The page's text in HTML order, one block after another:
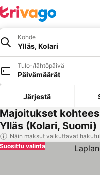
Kohde
Ylläs, Kolari
Tulo-/lähtöpäivä
Päivämäärät
Järjestä
Majoitukset
Ylläs (Kolari, Suomi)
Näin maksut vaikuttavat
Suosittu valinta